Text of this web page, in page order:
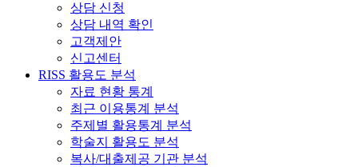
상담 신청
상담 내역 확인
고객제안
신고센터
RISS 활용도 분석
자료 현황 통계
최근 이용통계 분석
주제별 활용통계 분석
학술지 활용도 분석
복사/대출제공 기관 분석